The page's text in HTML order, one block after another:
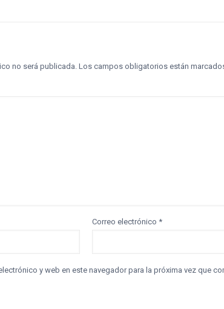
no será publicada. Los campos obligatorios están
Correo electrónico *
y web en este navegador para la próxima vez que